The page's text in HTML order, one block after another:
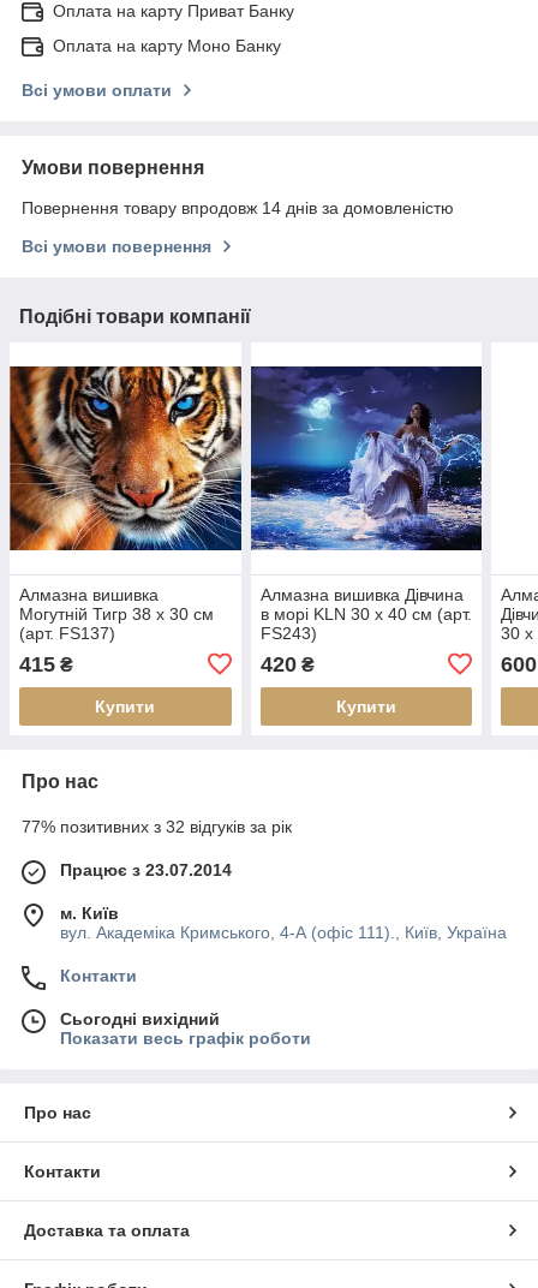
Оплата на карту Приват Банку
Оплата на карту Моно Банку
Всі умови оплати
Умови повернення
Повернення товару впродовж 14 днів за домовленістю
Всі умови повернення
Подібні товари компанії
Алмазна вишивка
Могутній Тигр 38 х 30 см
(арт. FS137)
415 ₴
Купити
Алмазна вишивка Дівчина
в морі KLN 30 х 40 см (арт.
FS243)
420₴
Купити
30 х
600
Про нас
77% позитивних з 32 відгуків за рік
Працює з 23.07.2014
м. Київ
вул. Академіка Кримського, 4-А (офіс 111)., Київ, Україна
Контакти
Сьогодні вихідний
Показати весь графік роботи
Про нас
Контакти
Доставка та оплата